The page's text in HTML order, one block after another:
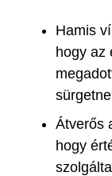
Hamis
hogy az
Átverős
hogy